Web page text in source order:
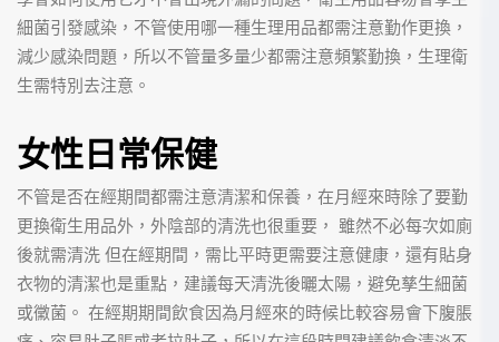
細菌引發感染，不管使用哪一種生理用品都需注意勤作更換，
減少感染問題，所以不管量多量少都需注意頻繁勤換，生理衛
生需特別去注意。
女性日常保健
不管是否在經期間都需注意清潔和保養，在月經來時除了要勤
更換衛生用品外，外陰部的清洗也很重要， 雖然不必每次如廁
後就需清洗 但在經期間，需比平時更需要注意健康，還有貼身
衣物的清潔也是重點，建議每天清洗後曬太陽，避免孳生細菌
或黴菌。 在經期期間飲食因為月經來的時候比較容易會下腹脹